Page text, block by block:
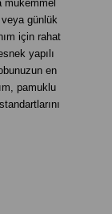
mükemmel
veya günlük
için rahat
yapılı
en
pamuklu